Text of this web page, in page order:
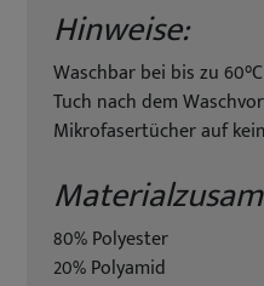
Hinweise:
Waschbar bei bis zu
Tuch nach dem
Mikrofasertücher auf
80% Polyester
20% Polyamid